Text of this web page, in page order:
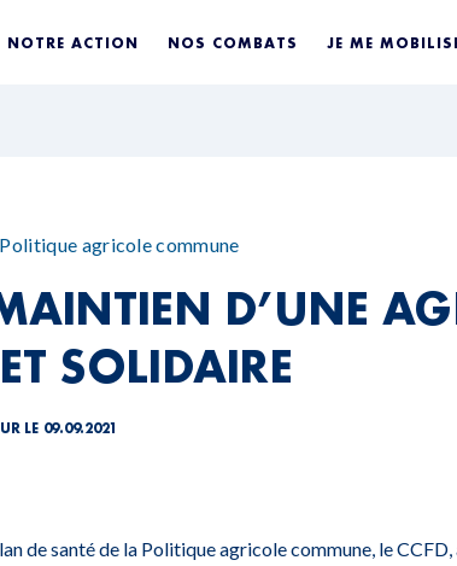
NOTRE ACTION NOS COMBATS JE ME
Politique agricole commune
D’UNE
SOLIDAIRE
LE 09.09.2021
de santé de la Politique agricole commune, le